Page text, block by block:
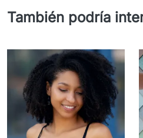
También podría